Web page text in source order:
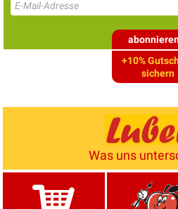
+10%
sichern
Was uns